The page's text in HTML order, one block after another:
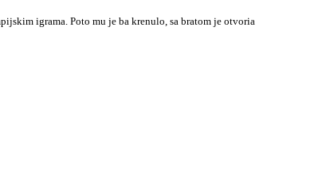
igrama. Poto mu je ba krenulo, sa bratom je otvoria